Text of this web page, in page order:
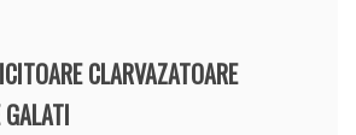
CLARVAZATOARE